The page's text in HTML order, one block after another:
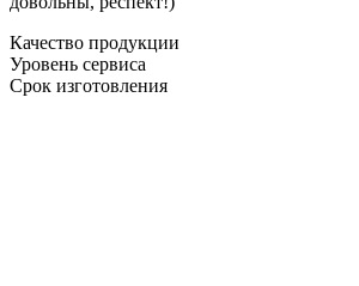
Качество продукции
Уровень сервиса
Срок изготовления